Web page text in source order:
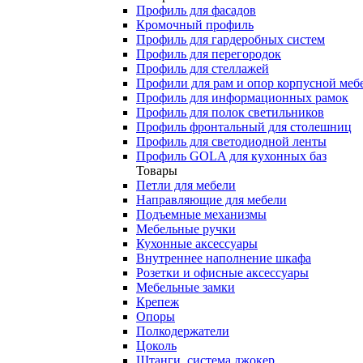
Профиль для фасадов
Кромочный профиль
Профиль для гардеробных систем
Профиль для перегородок
Профиль для стеллажей
Профили для рам и опор корпусной
Профиль для информационных рамок
Профиль для полок светильников
Профиль фронтальный для столешниц
Профиль для светодиодной ленты
Профиль GOLA для кухонных баз
Товары
Петли для мебели
Направляющие для мебели
Подъемные механизмы
Мебельные ручки
Кухонные аксессуары
Внутреннее наполнение шкафа
Розетки и офисные аксессуары
Мебельные замки
Крепеж
Опоры
Полкодержатели
Цоколь
Штанги, система джокер